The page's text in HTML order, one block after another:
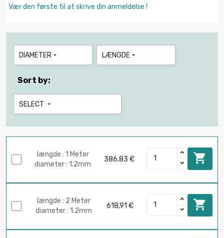
Vær den første til at skrive din anmeldelse !
DIAMETER  LÆNGDE 
Sort by:
SELECT 
længde : 1 Meter
diameter : 1.2mm
386,83 € 
længde : 2 Meter
diameter : 1.2mm
618,91 € 